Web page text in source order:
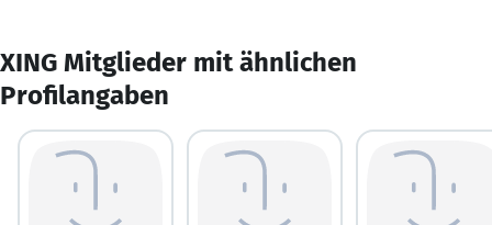
XING Mitglieder mit ähnlichen
Profilangaben